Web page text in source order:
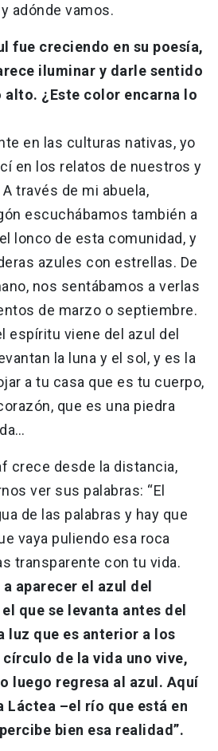
adónde vamos.
fue creciendo en su poesía,
iluminar y darle sentido
alto. ¿Este color encarna lo
en las culturas nativas, yo
en los relatos de nuestros y
través de mi abuela,
escuchábamos también a
lonco de esta comunidad, y
azules con estrellas. De
nos sentábamos a verlas
de marzo o septiembre.
espíritu viene del azul del
la luna y el sol, y es la
a tu casa que es tu cuerpo,
que es una piedra
crece desde la distancia,
ver sus palabras: “El
de las palabras y hay que
vaya puliendo esa roca
transparente con tu vida.
aparecer el azul del
que se levanta antes del
luz que es anterior a los
círculo de la vida uno vive,
luego regresa al azul. Aquí
Láctea –el río que está en
bien esa realidad”.